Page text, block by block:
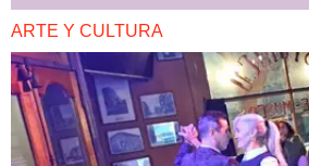
ARTE Y CULTURA